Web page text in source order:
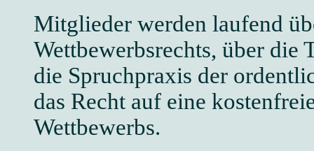
Mitglieder werden laufend
Wettbewerbsrechts, über die
die Spruchpraxis der
das Recht auf eine
Wettbewerbs.